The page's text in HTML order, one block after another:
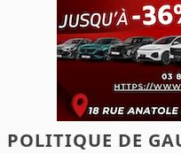
POLITIQUE DE